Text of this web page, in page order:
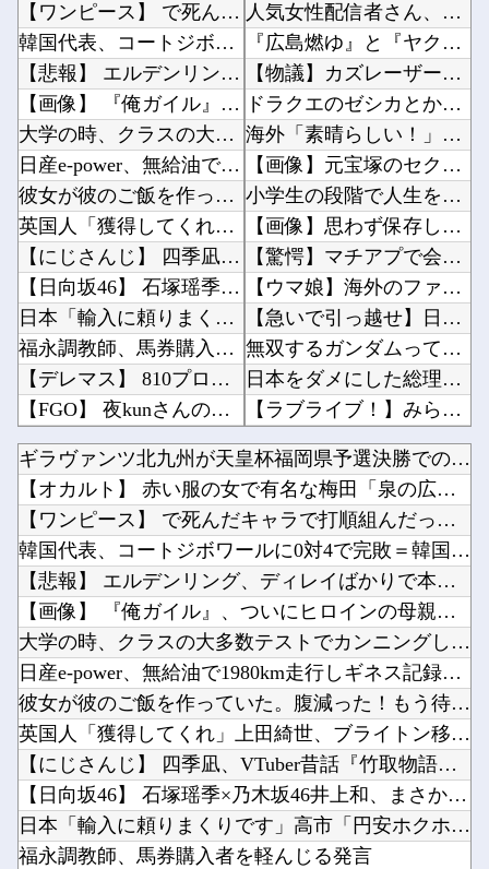
【ワンピース】 で死んだキャラで打順組んだったｗｗｗｗ
韓国代表、コートジボワールに0対4で完敗＝韓国の反応
【悲報】 エルデンリング、ディレイばかりで本当に面白くないこのゲーム←賛同の声が多数…
【画像】 『俺ガイル』、ついにヒロインの母親まで公式エ□グッズが出てしまう
大学の時、クラスの大多数テストでカンニングしてた科目があった。で、カンニングしてない私が笑...
日産e-power、無給油で1980km走行しギネス記録を達成、無駄な発電や送電ロスなくE...
彼女が彼のご飯を作っていた。腹減った！もう待てないよぉ！ → 彼はこんな様子です…
英国人「獲得してくれ」上田綺世、ブライトン移籍が浮上！三笘薫との日本代表ホットライン実現!...
【にじさんじ】 四季凪、VTuber昔話『竹取物語』を公開「発売元の会社が閉鎖している数十...
【日向坂46】 石塚瑶季×乃木坂46井上和、まさかの裏話・・・
日本「輸入に頼りまくりです」高市「円安ホクホク！ホクホクゥ！」←
福永調教師、馬券購入者を軽んじる発言
【デレマス】 810プロエアコン騒動【ぷちかれシリーズ】
【FGO】 夜kunさんのモルガンイラスト！！ 蝶の羽好きです！
【艦これ】 深夜の健全画像スレ
ブログ更新停止のお知らせ
1シーズン20勝以上の投手が一切出なくなった理由ってなに？
Powered by livedoor 相互RSS
人気女性配信者さん、全財産がバレる → 金額がヤバすぎるｗｗｗｗｗｗ他
『広島燃ゆ』と『ヤクルト燃ゆ』を比較←カープファンの反応「新井監督2年目と似ている」他
【物議】カズレーザー「任意保険は強制にしろ」→なんG民「それただの金持ち理論」と反論ｗｗｗ...
ドラクエのゼシカとかいう人気キャラｗｗｗｗ他
海外「素晴らしい！」日本が買収したUSスチール驚異の大復活に米国人が大喜び他
【画像】元宝塚のセクシー女優さん、AKBと並んだ結果ｗｗｗｗ他
小学生の段階で人生を確定させるドイツ式の制度、「バカを振い落せるから合理的だ」と自惚れてい...
【画像】思わず保存したくなる「笑える画像・最高な画像」貼っていけｗｗｗｗｗ他
【驚愕】マチアプで会った外国人からまさかの『こう』言われたんやがこれワイ詰みか？？？？？？...
【ウマ娘】海外のファンアートからしか得られない栄養素がある。←「おデジ以外味付けが濃いな…...
【急いで引っ越せ】日本人が減り｢外国人が増えた｣市区町村ランキングｷﾀ━━!他
無双するガンダムって意外といないよね他
日本をダメにした総理大臣、ワースト１位が同点でこの人ｗｗｗｗｗｗ他
【ラブライブ！】みらぱラジオ、ガチホモ他
スマホって普及して20年くらい経つのに「落とすだけで割れる」問題いつまでもクリアできてない...
『これ描いて死ね』6話感想 初コミティア完売おめでとう！他
【にじさんじ】梢桃音、映画ちいかわ感想＆考察会＆平和的解決RTA！なんか道徳の授業みたい他
【悲報】「HUNTER×HUNTER」のビヨンド=ネテロさん、何か思ってた奴と違う・・・他
漫画ゲームアニメで史上最低の後付け他
『BanG Dream! Ave Mujica』7話感想 再び集まる5人！最後のCRYCH...
ワンピース原作者・尾田栄一郎が描いた担当編集の似顔絵「ムダに東大卒」他
ジャンポケ斉藤、ロケバスでイチャイチャしただけで懲役7年てさすがにおかしくないか？他
Powered by livedoor 相互RSS
ギラヴァンツ北九州が天皇杯福岡県予選決勝での福岡大とのトラブ...
【オカルト】 赤い服の女で有名な梅田「泉の広場」東側が消えて...
【ワンピース】 で死んだキャラで打順組んだったｗｗｗｗ
韓国代表、コートジボワールに0対4で完敗＝韓国の反応
【悲報】 エルデンリング、ディレイばかりで本当に面白くないこ...
【画像】 『俺ガイル』、ついにヒロインの母親まで公式エ□グッ...
大学の時、クラスの大多数テストでカンニングしてた科目があった...
日産e-power、無給油で1980km走行しギネス記録を達...
彼女が彼のご飯を作っていた。腹減った！もう待てないよぉ！ →...
英国人「獲得してくれ」上田綺世、ブライトン移籍が浮上！三笘薫...
【にじさんじ】 四季凪、VTuber昔話『竹取物語』を公開「...
【日向坂46】 石塚瑶季×乃木坂46井上和、まさかの裏話・・...
日本「輸入に頼りまくりです」高市「円安ホクホク！ホクホクゥ！...
福永調教師、馬券購入者を軽んじる発言